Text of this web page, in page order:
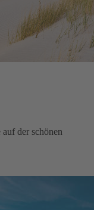
der schönen